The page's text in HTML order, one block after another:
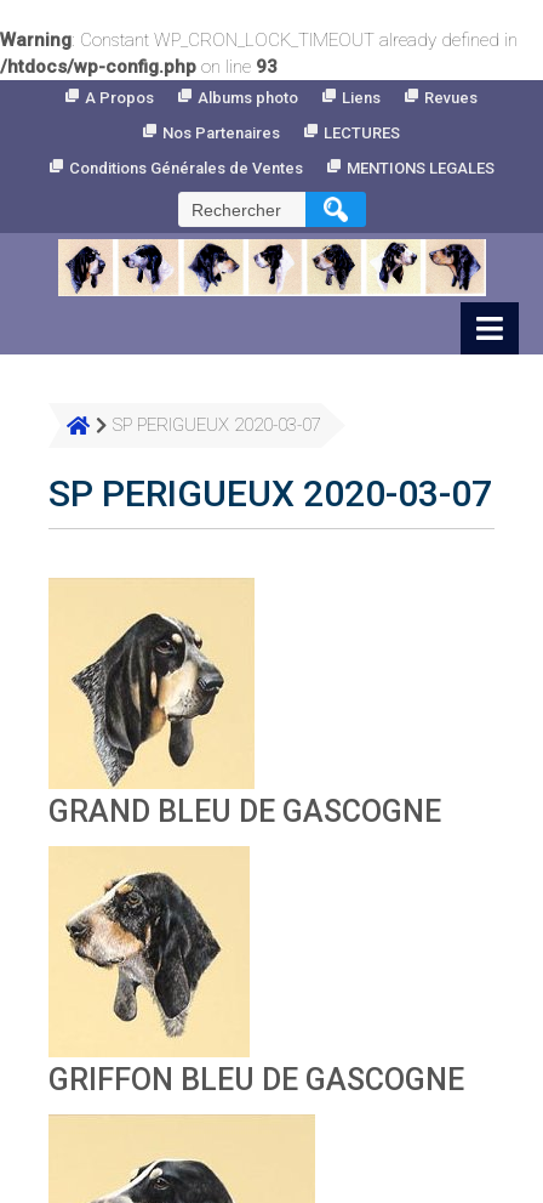
Warning: Constant WP_CRON_LOCK_TIMEOUT already defined in
/htdocs/wp-config.php on line 93
A Propos Albums photo Liens
Revues
Nos Partenaires
LECTURES
Conditions Générales de Ventes
MENTIONS LEGALES
Rechercher :
SP PERIGUEUX 2020-03-07
SP PERIGUEUX 2020-03-07
GRAND BLEU DE GASCOGNE
GRIFFON BLEU DE GASCOGNE